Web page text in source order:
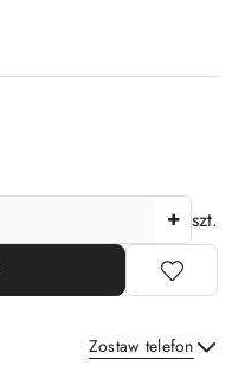
szt.
Zostaw telefon